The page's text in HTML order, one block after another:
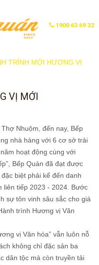
1900 63 69 32
TRÌNH MỚI HƯƠNG VỊ
VỊ MỚI
Nhuộm, đến nay, Bếp
nhà hàng với 6 cơ sở trải
hoạt động cùng với
Bếp Quán đã đạt được
biệt phải kể đến danh
liên tiếp 2023 - 2024. Bước
sự tôn vinh sâu sắc cho giá
trình Hương vị Văn
vị Văn hóa” vẫn luôn nỗ
không chỉ đặc sản ba
dân tộc mà còn truyền tải